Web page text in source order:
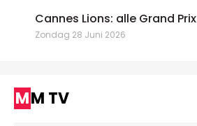
Cannes Lions: alle Grand Prix
Zondag 28 Juni 2026
MM TV